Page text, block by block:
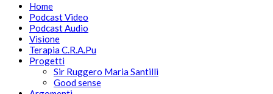
Home
Podcast Video
Podcast Audio
Visione
Terapia C.R.A.Pu
Progetti
Sir Ruggero Maria Santilli
Good sense